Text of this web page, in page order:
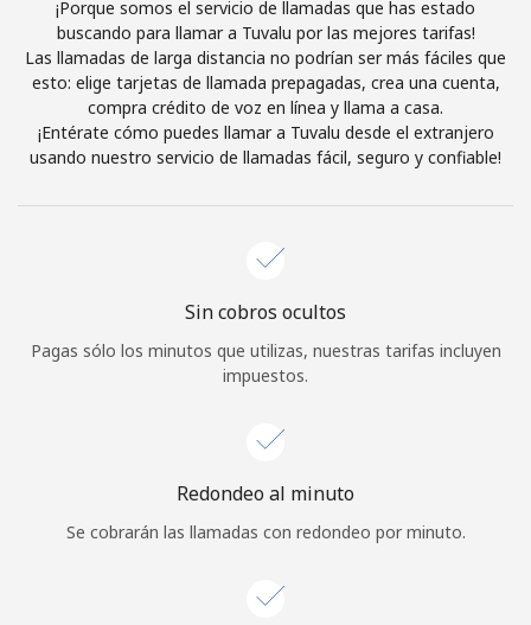
Al abrir una cuenta en este sitio web, estoy de acuerdo con
estosTérminos y condiciones.
Únete
¡Hola!
Inicia sesión oREGÍSTRATE →
¿Olvidaste tu contraseña? →
¡Porque somos el servicio de llamadas que has estado
buscando para llamar a Tuvalu por las mejores tarifas!
Las llamadas de larga distancia no podrían ser más fáciles que
esto: elige tarjetas de llamada prepagadas, crea una cuenta,
compra crédito de voz en línea y llama a casa.
¡Entérate cómo puedes llamar a Tuvalu desde el extranjero
usando nuestro servicio de llamadas fácil, seguro y confiable!
Sin cobros ocultos
Pagas sólo los minutos que utilizas, nuestras tarifas incluyen
impuestos.
Redondeo al minuto
Se cobrarán las llamadas con redondeo por minuto.